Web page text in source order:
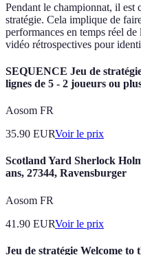
Pendant le championnat, il est
stratégie. Cela implique de
performances en temps réel de
vidéo rétrospectives pour
SEQUENCE Jeu de
lignes de 5 - 2 joueurs ou
Aosom FR
35.90 EURVoir le prix
Scotland Yard Sherlock
ans, 27344, Ravensburger
Aosom FR
41.90 EURVoir le prix
Jeu de stratégie Welcome to